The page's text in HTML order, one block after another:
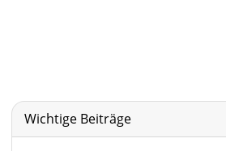
Wichtige Beiträge